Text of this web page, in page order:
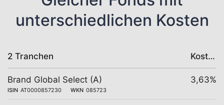
unterschiedlichen Kosten
2 Tranchen Kosten
Brand Global Select (A)
ISIN AT0000857230 WKN 085723
3,63%